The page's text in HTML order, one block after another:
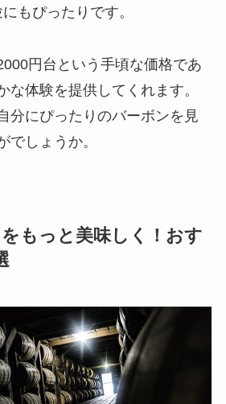
もぴったりです。
円台という手頃な価格であ
な体験を提供してくれます。
分にぴったりのバーボンを見
でしょうか。
もっと美味しく！おす